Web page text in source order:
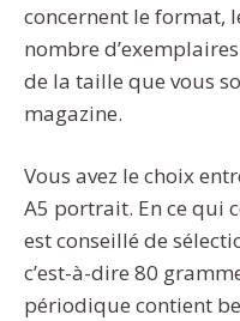
concernent le format,
nombre
de la taille que vous
magazine.
Vous avez le choix
A5 portrait. En ce qui
est conseillé de
c’est-à-dire 80
périodique contient